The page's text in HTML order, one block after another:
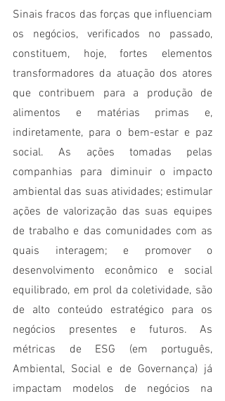
Sinais fracos das forças que influenciam
os negócios, verificados no passado,
constituem, hoje, fortes elementos
transformadores da atuação dos atores
que contribuem para a produção de
alimentos e matérias primas e,
indiretamente, para o bem-estar e paz
social. As ações tomadas pelas
companhias para diminuir o impacto
ambiental das suas atividades; estimular
ações de valorização das suas equipes
de trabalho e das comunidades com as
quais interagem; e promover o
desenvolvimento econômico e social
equilibrado, em prol da coletividade, são
de alto conteúdo estratégico para os
negócios presentes e futuros. As
métricas de ESG (em português,
Ambiental, Social e de Governança) já
impactam modelos de negócios na